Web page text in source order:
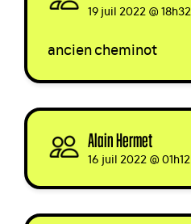
19 juil 2022 @ 18h32
ancien cheminot
Alain Hermet
16 juil 2022 @ 01h12